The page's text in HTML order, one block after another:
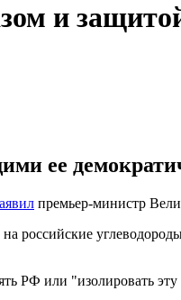
и
ее
премьер-министр
российские
РФ или "изолировать эту